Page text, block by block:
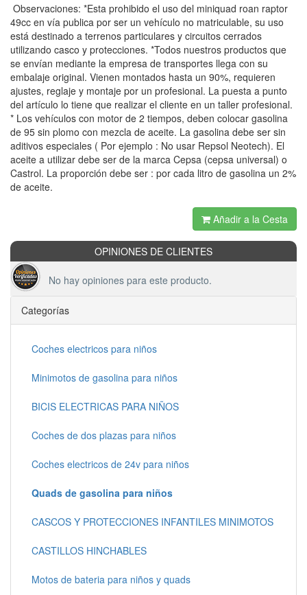
Observaciones: *Esta prohibido el uso del miniquad roan raptor
49cc en vía publica por ser un vehículo no matriculable, su uso
está destinado a terrenos particulares y circuitos cerrados
utilizando casco y protecciones. *Todos nuestros productos que
se envían mediante la empresa de transportes llega con su
embalaje original. Vienen montados hasta un 90%, requieren
ajustes, reglaje y montaje por un profesional. La puesta a punto
del artículo lo tiene que realizar el cliente en un taller profesional.
* Los vehículos con motor de 2 tiempos, deben colocar gasolina
de 95 sin plomo con mezcla de aceite. La gasolina debe ser sin
aditivos especiales ( Por ejemplo : No usar Repsol Neotech). El
aceite a utilizar debe ser de la marca Cepsa (cepsa universal) o
Castrol. La proporción debe ser : por cada litro de gasolina un 2%
de aceite.
Añadir a la Cesta
OPINIONES DE CLIENTES
No hay opiniones para este producto.
Categorías
Coches electricos para niños
Minimotos de gasolina para niños
BICIS ELECTRICAS PARA NIÑOS
Coches de dos plazas para niños
Coches electricos de 24v para niños
Quads de gasolina para niños
CASCOS Y PROTECCIONES INFANTILES MINIMOTOS
CASTILLOS HINCHABLES
Motos de bateria para niños y quads